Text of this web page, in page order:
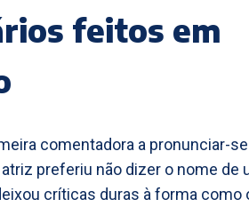
feitos em
comentadora a pronunciar-se
preferiu não dizer o nome de
críticas duras à forma como